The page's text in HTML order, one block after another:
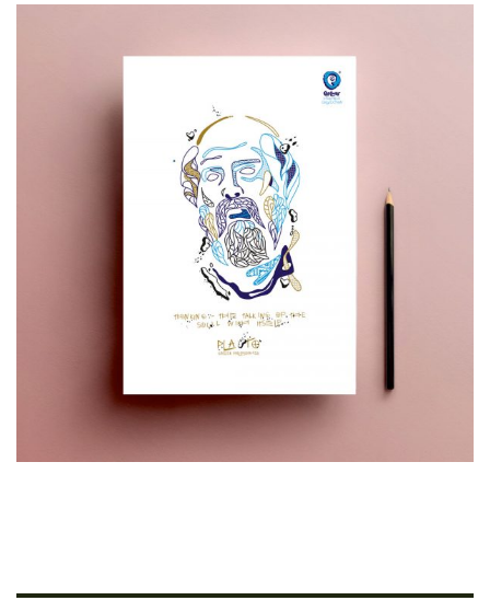
Cretoons Plato Notebook – Heritage
Collection
€5.00